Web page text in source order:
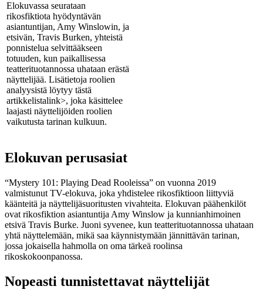
Elokuvassa seurataan
rikosfiktiota hyödyntävän
asiantuntijan, Amy Winslowin, ja
etsivän, Travis Burken, yhteistä
ponnistelua selvittääkseen
totuuden, kun paikallisessa
teatterituotannossa uhataan erästä
näyttelijää. Lisätietoja roolien
analyysistä löytyy tästä
artikkelistalink>, joka käsittelee
laajasti näyttelijöiden roolien
vaikutusta tarinan kulkuun.
Elokuvan perusasiat
“Mystery 101: Playing Dead Rooleissa” on vuonna 2019
valmistunut TV-elokuva, joka yhdistelee rikosfiktioon liittyviä
käänteitä ja näyttelijäsuoritusten vivahteita. Elokuvan päähenkilöt
ovat rikosfiktion asiantuntija Amy Winslow ja kunnianhimoinen
etsivä Travis Burke. Juoni syvenee, kun teatterituotannossa uhataan
yhtä näyttelemään, mikä saa käynnistymään jännittävän tarinan,
jossa jokaisella hahmolla on oma tärkeä roolinsa
rikoskokoonpanossa.
Nopeasti tunnistettavat näyttelijät